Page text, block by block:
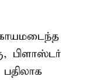
காயமடைந்த
பிளாஸ்டர்